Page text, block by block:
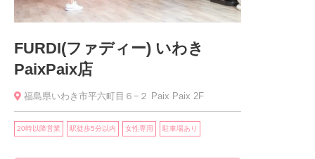
FURDI(ファディー) いわき
PaixPaix店
福島県いわき市平六町目６−２ Paix Paix 2F
20時以降営業 駅徒歩5分以内 女性専用 駐車場あり